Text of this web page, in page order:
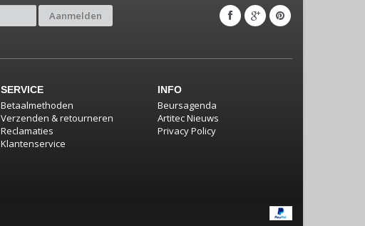
Aanmelden
SERVICE
Betaalmethoden
Verzenden & retourneren
Reclamaties
Klantenservice
INFO
Beursagenda
Artitec Nieuws
Privacy Policy